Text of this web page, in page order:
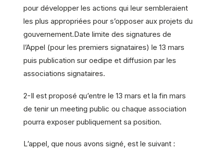
pour développer les actions qui leur sembleraient
les plus appropriées pour s’opposer aux projets du
gouvernement.Date limite des signatures de
l’Appel (pour les premiers signataires) le 13 mars
puis publication sur oedipe et diffusion par les
associations signataires.
2-Il est proposé qu’entre le 13 mars et la fin mars
de tenir un meeting public ou chaque association
pourra exposer publiquement sa position.
L’appel, que nous avons signé, est le suivant :